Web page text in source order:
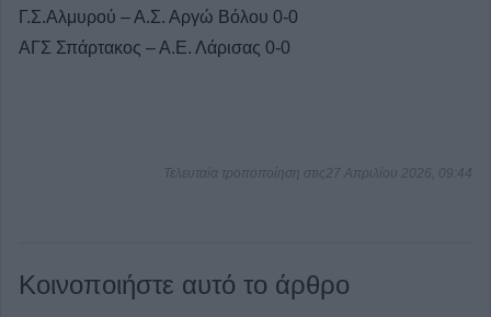
Γ.Σ.Αλμυρού – Α.Σ. Αργώ Βόλου 0-0
ΑΓΣ Σπάρτακος – Α.Ε. Λάρισας 0-0
Τελευταία τροποποίηση στις27 Απριλίου 2026, 09:44
Κοινοποιήστε αυτό το άρθρο